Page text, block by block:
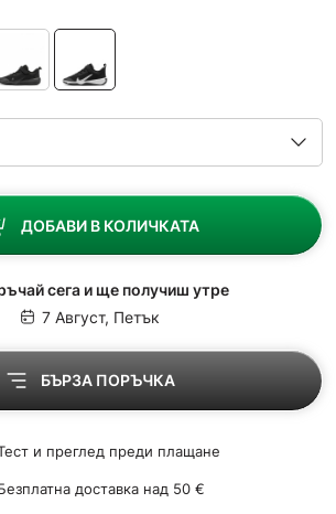
ДОБАВИ В КОЛИЧКАТА
сега и ще получиш утре
7 Август, Петък
БЪРЗА ПОРЪЧКА
и преглед преди плащане
доставка над 50 €